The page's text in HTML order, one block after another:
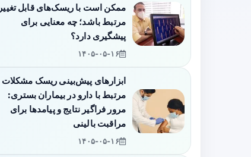
ممکن است با ریسک‌های قابل تغییر
مرتبط باشد؛ چه معنایی برای
پیشگیری دارد؟
۱۴۰۵-۰۵-۱۶
ابزارهای پیش‌بینی ریسک مشکلات
مرتبط با دارو در بیماران بستری:
مرور فراگیر نتایج و پیامدها برای
مراقبت بالینی
۱۴۰۵-۰۵-۱۶